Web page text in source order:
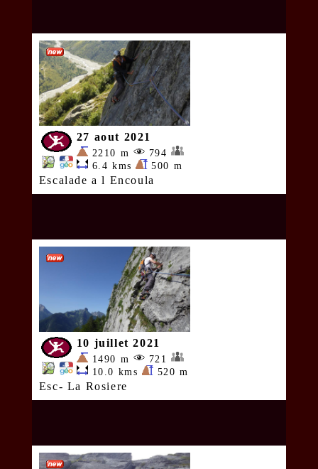
27 aout 2021
2210 m
794
6.4 kms
500 m
Escalade a l Encoula
10 juillet 2021
1490 m
721
10.0 kms
520 m
Esc- La Rosiere